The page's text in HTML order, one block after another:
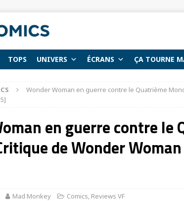
TOPS UNIVERS ÉCRANS ÇA TOURNE
Wonder Woman en guerre contre le Quatrième
en guerre contre le
de Wonder
Mad Monkey Comics, Reviews VF